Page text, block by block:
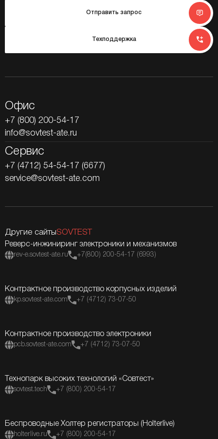
Отправить запрос
Техподдержка
Офис
+7 (800) 200-54-17
info@sovtest-ate.ru
Сервис
+7 (4712) 54-54-17 (6677)
service@sovtest-ate.com
Другие сайтыSOVTEST
Реверс-инжиниринг электроники и механизмов
rev-e.sovtest-ate.ru +7(800) 200-54-17 (6993)
Контрактное производство корпусных изделий
kp.sovtest-ate.com +7 (4712) 73-07-50
Контрактное производство электроники
pcb.sovtest-ate.com +7 (4712) 73-07-50
Технопарк высоких технологий «Совтест»
sovtest.tech +7 (800) 200-54-17
Беспроводные Холтер регистраторы (Holterlive)
holterlive.ru +7 (800) 200-54-17